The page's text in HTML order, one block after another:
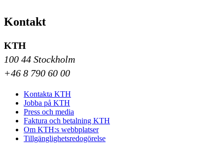
Kontakt
KTH
100 44 Stockholm
+46 8 790 60 00
Kontakta KTH
Jobba på KTH
Press och media
Faktura och betalning KTH
Om KTH:s webbplatser
Tillgänglighetsredogörelse